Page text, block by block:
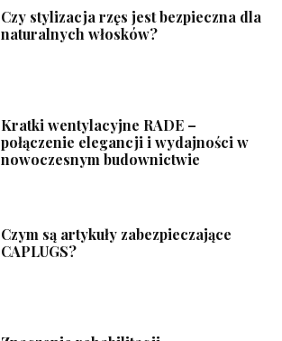
Czy stylizacja rzęs jest bezpieczna dla
naturalnych włosków?
Kratki wentylacyjne RADE –
połączenie elegancji i wydajności w
nowoczesnym budownictwie
Czym są artykuły zabezpieczające
CAPLUGS?